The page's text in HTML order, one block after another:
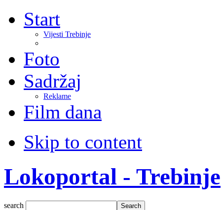
Start
Vijesti Trebinje
Foto
Sadržaj
Reklame
Film dana
Skip to content
Lokoportal - Trebinje
search